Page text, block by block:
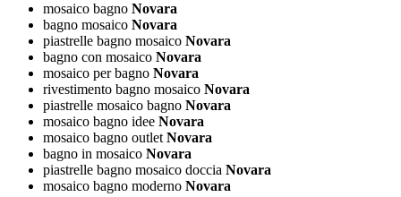
mosaico bagno Novara
bagno mosaico Novara
piastrelle bagno mosaico Novara
bagno con mosaico Novara
mosaico per bagno Novara
rivestimento bagno mosaico Novara
piastrelle mosaico bagno Novara
mosaico bagno idee Novara
mosaico bagno outletNovara
bagno in mosaico Novara
piastrelle bagno mosaico doccia Novara
mosaico bagno moderno Novara